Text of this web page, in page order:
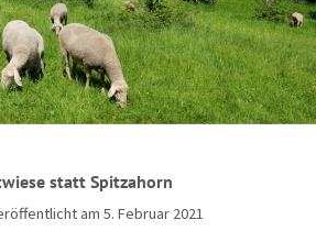
statt Spitzahorn
am 5. Februar 2021